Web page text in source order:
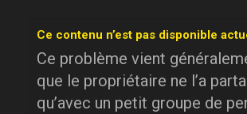
Ce contenu n’est pas disponible
Ce problème vient
que le propriétaire ne l’a
qu’avec un petit groupe de